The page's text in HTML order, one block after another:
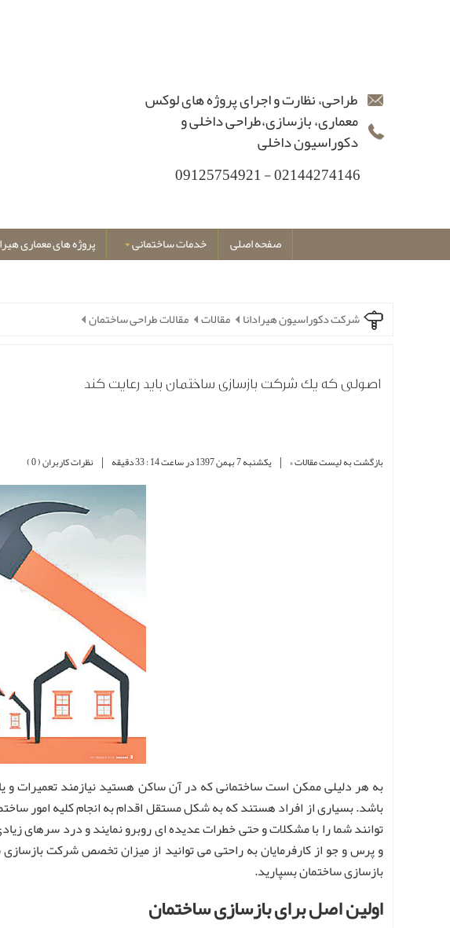
طراحی، نظارت و اجرای پروژه های لوکس
معماری، بازسازی،طراحی داخلی و
دکوراسیون داخلی
02144274146 - 09125754921
صفحه اصلی خدمات ساختمانی پروژه های معماری
شرکت دکوراسیون هیرادانا مقالات مقالات طراحی ساختمان
اصولی که یک شرکت بازسازی ساختمان باید رعایت کند
بازگشت به لیست مقالات » | یکشنبه 7 بهمن 1397 در ساعت 14 : 33 دقیقه | نظرات کاربران ( 0 )
به هر دلیلی ممکن است ساختمانی که در آن ساکن هستید نیازمند تعمیرات و
باشد. بسیاری از افراد هستند که به شکل مستقل اقدام به انجام کلیه امور
توانند شما را با مشکلات و حتی خطرات عدیده ای روبرو نمایند و درد سرهای
و پرس و جو از کارفرمایان به راحتی می توانید از میزان تخصص شرکت
بازسازی ساختمان بسپارید.
اولین اصل برای بازسازی ساختمان